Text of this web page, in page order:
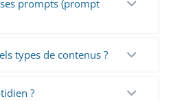
prompts (prompt
types de contenus ?
?